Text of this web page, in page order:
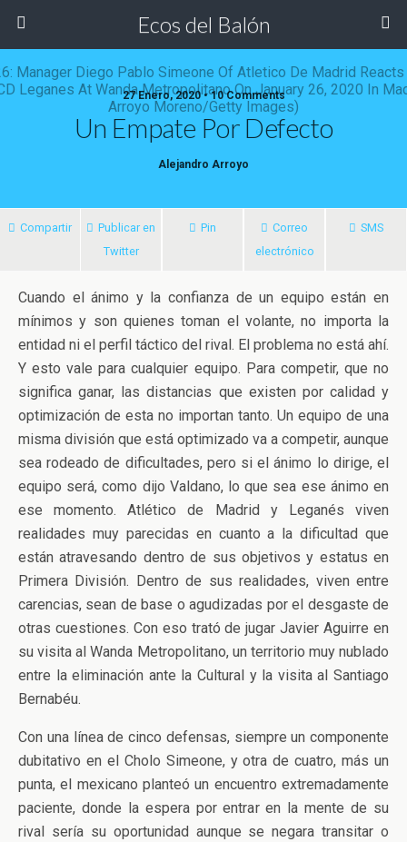
Ecos del Balón
27 Enero, 2020 • 10 Comments
Un Empate Por Defecto
Alejandro Arroyo
Compartir
Publicar en
Twitter
Pin
Correo
electrónico
SMS
Cuando el ánimo y la confianza de un equipo están en
mínimos y son quienes toman el volante, no importa la
entidad ni el perfil táctico del rival. El problema no está ahí.
Y esto vale para cualquier equipo. Para competir, que no
significa ganar, las distancias que existen por calidad y
optimización de esta no importan tanto. Un equipo de una
misma división que está optimizado va a competir, aunque
sea rodeado de dificultades, pero si el ánimo lo dirige, el
equipo será, como dijo Valdano, lo que sea ese ánimo en
ese momento. Atlético de Madrid y Leganés viven
realidades muy parecidas en cuanto a la dificultad que
están atravesando dentro de sus objetivos y estatus en
Primera División. Dentro de sus realidades, viven entre
carencias, sean de base o agudizadas por el desgaste de
otras cuestiones. Con eso trató de jugar Javier Aguirre en
su visita al Wanda Metropolitano, un territorio muy nublado
entre la eliminación ante la Cultural y la visita al Santiago
Bernabéu.
Con una línea de cinco defensas, siempre un componente
dubitativo en el Cholo Simeone, y otra de cuatro, más un
punta, el mexicano planteó un encuentro extremadamente
paciente, donde la espera por entrar en la mente de su
rival sería su oportunidad aunque se negara transitar o